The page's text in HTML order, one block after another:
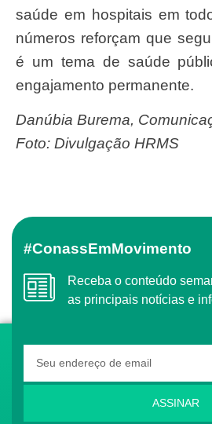
saúde em hospitais em
números reforçam que
é um tema de saúde
engajamento permanente.
Danúbia Burema,
Foto: Divulgação HRMS
#ConassEmMovimento
Receba o conteúdo semanal do Conass com
as principais notícias e
ASSINAR